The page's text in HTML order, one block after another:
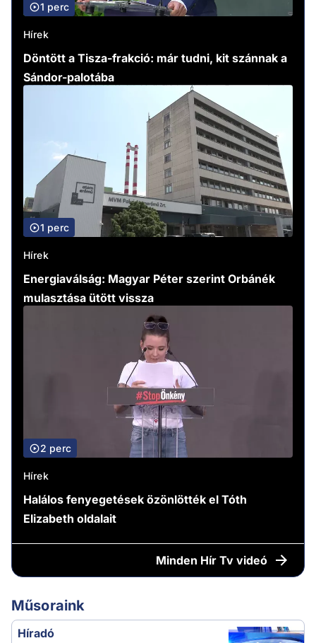
1 perc
Hírek
Döntött a Tisza-frakció: már tudni, kit szánnak a
Sándor-palotába
1 perc
Hírek
Energiaválság: Magyar Péter szerint Orbánék
mulasztása ütött vissza
2 perc
Hírek
Halálos fenyegetések özönlötték el Tóth
Elizabeth oldalait
Minden Hír Tv videó
Műsoraink
Híradó